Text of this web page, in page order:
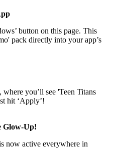
button on this page. This
pack directly into your app’s
you’ll see 'Teen Titans
hit ‘Apply’!
Glow-Up!
now active everywhere in